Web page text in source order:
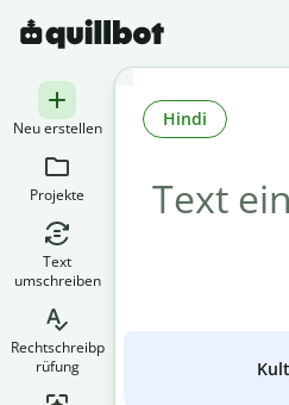
Neu erstellen
Projekte
Text
umschreiben
Rechtschreibp
rüfung
Hindi